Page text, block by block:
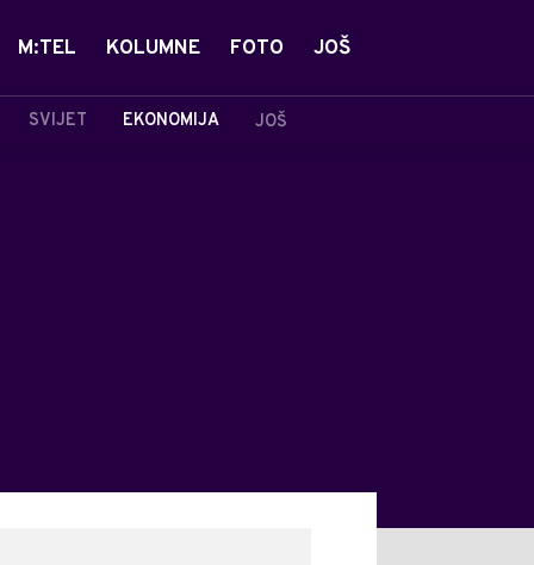
SVIJET EKONOMIJA JOŠ
M:TEL KOLUMNE FOTO JOŠ